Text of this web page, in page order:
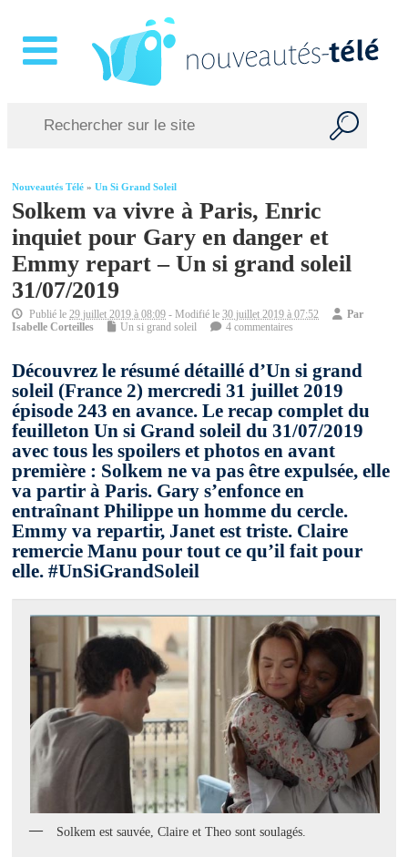
Nouveautés Télé »Un Si Grand Soleil
Solkem va vivre à Paris, Enric
inquiet pour Gary en danger et
Emmy repart – Un si grand soleil
31/07/2019
Publié le29 juillet 2019 à 08:09 - Modifié le30 juillet 2019 à 07:52
Par
Isabelle Corteilles
Un si grand soleil 4 commentaires
Découvrez le résumé détaillé d’Un si grand
soleil (France 2) mercredi 31 juillet 2019
épisode 243 en avance. Le recap complet du
feuilleton Un si Grand soleil du 31/07/2019
avec tous les spoilers et photos en avant
première : Solkem ne va pas être expulsée, elle
va partir à Paris. Gary s’enfonce en
entraînant Philippe un homme du cercle.
Emmy va repartir, Janet est triste. Claire
remercie Manu pour tout ce qu’il fait pour
elle. #UnSiGrandSoleil
Solkem est sauvée, Claire et Theo sont soulagés.